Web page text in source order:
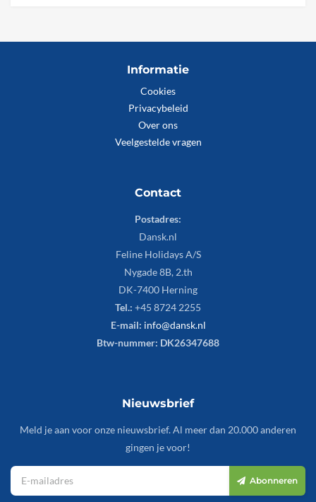
Informatie
Cookies
Privacybeleid
Over ons
Veelgestelde vragen
Contact
Postadres:
Dansk.nl
Feline Holidays A/S
Nygade 8B, 2.th
DK-7400 Herning
Tel.: +45 8724 2255
E-mail: info@dansk.nl
Btw-nummer: DK26347688
Nieuwsbrief
Meld je aan voor onze nieuwsbrief. Al meer dan 20.000 anderen
gingen je voor!
Abonneren